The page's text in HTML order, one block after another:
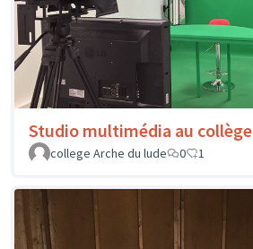
Studio multimédia au collège
college Arche du lude
0 1